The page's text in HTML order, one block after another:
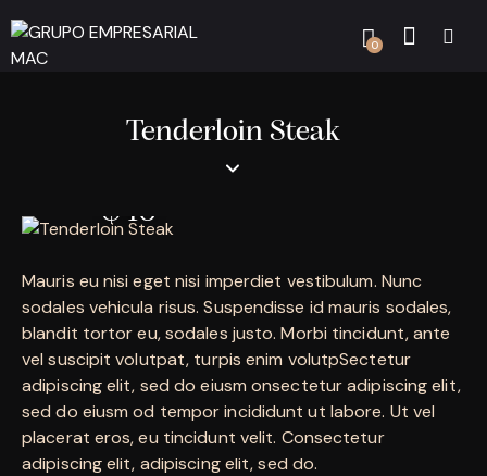
0
Tenderloin Steak
$40
Mauris eu nisi eget nisi imperdiet vestibulum. Nunc
sodales vehicula risus. Suspendisse id mauris sodales,
blandit tortor eu, sodales justo. Morbi tincidunt, ante
vel suscipit volutpat, turpis enim volutpSectetur
adipiscing elit, sed do eiusm onsectetur adipiscing elit,
sed do eiusm od tempor incididunt ut labore. Ut vel
placerat eros, eu tincidunt velit. Consectetur
adipiscing elit, adipiscing elit, sed do.